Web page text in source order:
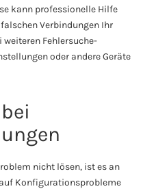
kann professionelle Hilfe
Verbindungen Ihr
Fehlersuche-
oder andere Geräte
nicht lösen, ist es an
Konfigurationsprobleme